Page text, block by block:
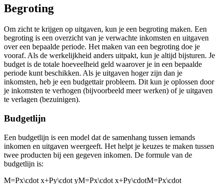
Begroting
Om zicht te krijgen op uitgaven, kun je een begroting maken. Een
begroting is een overzicht van je verwachte inkomsten en uitgaven
over een bepaalde periode. Het maken van een begroting doe je
vooraf. Als de werkelijkheid anders uitpakt, kun je altijd bijsturen. Je
budget is de totale hoeveelheid geld waarover je in een bepaalde
periode kunt beschikken. Als je uitgaven hoger zijn dan je
inkomsten, heb je een budgettair probleem. Dit kun je oplossen door
je inkomsten te verhogen (bijvoorbeeld meer werken) of je uitgaven
te verlagen (bezuinigen).
Budgetlijn
Een budgetlijn is een model dat de samenhang tussen iemands
inkomen en uitgaven weergeeft. Het helpt je keuzes te maken tussen
twee producten bij een gegeven inkomen. De formule van de
budgetlijn is:
M=Px\cdot x+Py\cdot yM=Px\cdot x+Py\cdotM=Px\cdot